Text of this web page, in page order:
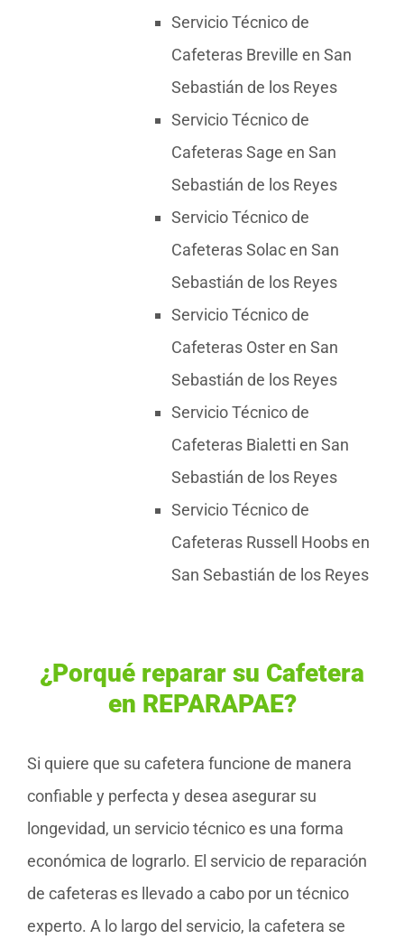
Servicio Técnico de
Cafeteras Breville en San
Sebastián de los Reyes
Servicio Técnico de
Cafeteras Sage en San
Sebastián de los Reyes
Servicio Técnico de
Cafeteras Solac en San
Sebastián de los Reyes
Servicio Técnico de
Cafeteras Oster en San
Sebastián de los Reyes
Servicio Técnico de
Cafeteras Bialetti en San
Sebastián de los Reyes
Servicio Técnico de
Cafeteras Russell Hoobs en
San Sebastián de los Reyes
¿Porqué reparar su Cafetera
en REPARAPAE?
Si quiere que su cafetera funcione de manera
confiable y perfecta y desea asegurar su
longevidad, un servicio técnico es una forma
económica de lograrlo. El servicio de reparación
de cafeteras es llevado a cabo por un técnico
experto. A lo largo del servicio, la cafetera se